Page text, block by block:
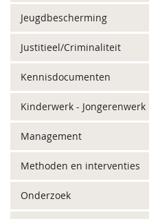
Jeugdbescherming
Justitieel/Criminaliteit
Kennisdocumenten
Kinderwerk - Jongerenwerk
Management
Methoden en interventies
Onderzoek